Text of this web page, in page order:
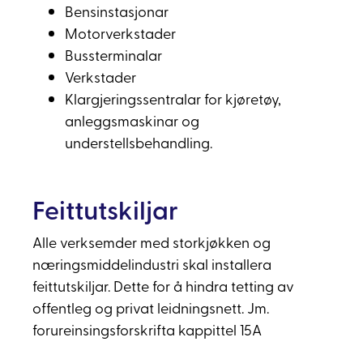
Bensinstasjonar
Motorverkstader
Bussterminalar
Verkstader
Klargjeringssentralar for kjøretøy,
anleggsmaskinar og
understellsbehandling.
Feittutskiljar
Alle verksemder med storkjøkken og
næringsmiddelindustri skal installera
feittutskiljar. Dette for å hindra tetting av
offentleg og privat leidningsnett. Jm.
forureinsingsforskrifta kappittel 15A